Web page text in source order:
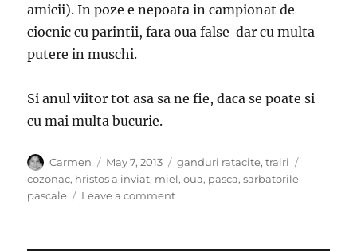
amicii). In poze e nepoata in campionat de
ciocnic cu parintii, fara oua false dar cu multa
putere in muschi.
Si anul viitor tot asa sa ne fie, daca se poate si
cu mai multa bucurie.
Author
Carmen
Posted
on
May 7, 2013 Categories
ganduri ratacite,trairi
cozonac, hristos a inviat, miel,oua, pasca,sarbatorile
pascale
Leave a commenton